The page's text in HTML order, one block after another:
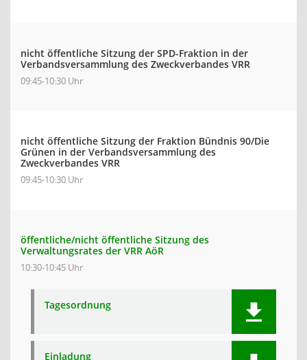
nicht öffentliche Sitzung der SPD-Fraktion in der
Verbandsversammlung des Zweckverbandes VRR
09:45-10:30 Uhr
nicht öffentliche Sitzung der Fraktion Bündnis 90/Die
Grünen in der Verbandsversammlung des
Zweckverbandes VRR
09:45-10:30 Uhr
öffentliche/nicht öffentliche Sitzung des
Verwaltungsrates der VRR AöR
10:30-10:45 Uhr
Tagesordnung
Einladung